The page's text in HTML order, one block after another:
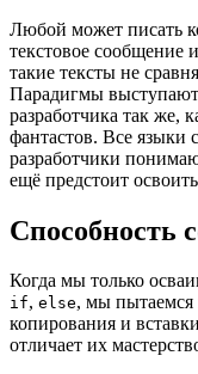
Любой может писать
текстовое сообщение
такие тексты не
Парадигмы
разработчика так же,
фантастов. Все языки
разработчики
ещё предстоит
Способность
Когда мы только
if, else, мы пытаемся
копирования и
отличает их